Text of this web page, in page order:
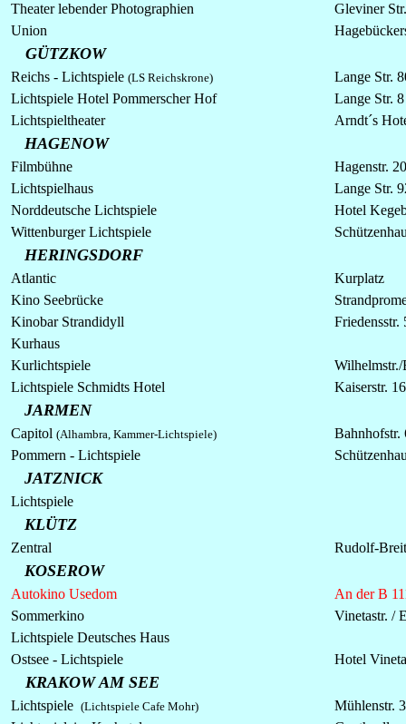
Theater lebender Photographien
Gleviner
Union
GÜTZKOW
Reichs - Lichtspiele (LS Reichskrone)
Lange Str.
Lichtspiele Hotel Pommerscher Hof
Lange Str. 8
Lichtspieltheater
Arndt´s
HAGENOW
Filmbühne
Hagenstr. 20
Lichtspielhaus
Lange Str.
Norddeutsche Lichtspiele
Hotel
WittenburgerLichtspiele
HERINGSDORF
Atlantic
Kurplatz
Kino Seebrücke
Kinobar Strandidyll
Friedensstr.
Kurhaus
Kurlichtspiele
Wilhelmstr./
Lichtspiele Schmidts Hotel Kaiserstr. 16
JARMEN
Capitol (Alhambra, Kammer-Lichtspiele)
Bahnhofstr.
Pommern - Lichtspiele
JATZNICK
Lichtspiele
KLÜTZ
Zentral Rudolf-
KOSEROW
Autokino Usedom
An der B
Sommerkino
Vinetastr. /
Lichtspiele Deutsches Haus
Ostsee - Lichtspiele Hotel Vineta
KRAKOW AM SEE
Lichtspiele (Lichtspiele Cafe Mohr)
Mühlenstr.